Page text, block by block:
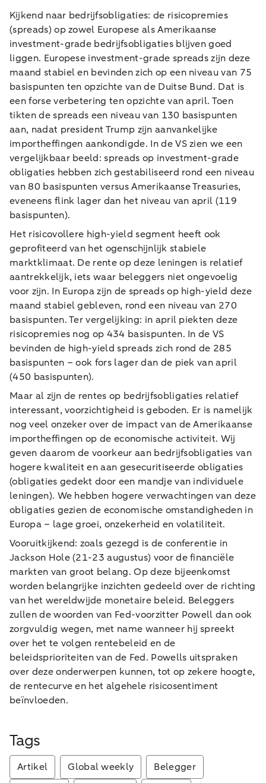
Kijkend naar bedrijfsobligaties: de risicopremies
(spreads) op zowel Europese als Amerikaanse
investment-grade bedrijfsobligaties blijven goed
liggen. Europese investment-grade spreads zijn deze
maand stabiel en bevinden zich op een niveau van 75
basispunten ten opzichte van de Duitse Bund. Dat is
een forse verbetering ten opzichte van april. Toen
tikten de spreads een niveau van 130 basispunten
aan, nadat president Trump zijn aanvankelijke
importheffingen aankondigde. In de VS zien we een
vergelijkbaar beeld: spreads op investment-grade
obligaties hebben zich gestabiliseerd rond een niveau
van 80 basispunten versus Amerikaanse Treasuries,
eveneens flink lager dan het niveau van april (119
basispunten).
Het risicovollere high-yield segment heeft ook
geprofiteerd van het ogenschijnlijk stabiele
marktklimaat. De rente op deze leningen is relatief
aantrekkelijk, iets waar beleggers niet ongevoelig
voor zijn. In Europa zijn de spreads op high-yield deze
maand stabiel gebleven, rond een niveau van 270
basispunten. Ter vergelijking: in april piekten deze
risicopremies nog op 434 basispunten. In de VS
bevinden de high-yield spreads zich rond de 285
basispunten – ook fors lager dan de piek van april
(450 basispunten).
Maar al zijn de rentes op bedrijfsobligaties relatief
interessant, voorzichtigheid is geboden. Er is namelijk
nog veel onzeker over de impact van de Amerikaanse
importheffingen op de economische activiteit. Wij
geven daarom de voorkeur aan bedrijfsobligaties van
hogere kwaliteit en aan gesecuritiseerde obligaties
(obligaties gedekt door een mandje van individuele
leningen). We hebben hogere verwachtingen van deze
obligaties gezien de economische omstandigheden in
Europa – lage groei, onzekerheid en volatiliteit.
Vooruitkijkend: zoals gezegd is de conferentie in
Jackson Hole (21-23 augustus) voor de financiële
markten van groot belang. Op deze bijeenkomst
worden belangrijke inzichten gedeeld over de richting
van het wereldwijde monetaire beleid. Beleggers
zullen de woorden van Fed-voorzitter Powell dan ook
zorgvuldig wegen, met name wanneer hij spreekt
over het te volgen rentebeleid en de
beleidsprioriteiten van de Fed. Powells uitspraken
over deze onderwerpen kunnen, tot op zekere hoogte,
de rentecurve en het algehele risicosentiment
beïnvloeden.
Tags
Artikel Global weekly
Belegger